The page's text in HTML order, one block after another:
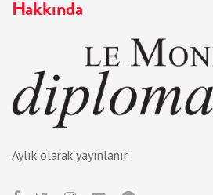
Hakkında
Aylık olarak yayınlanır.